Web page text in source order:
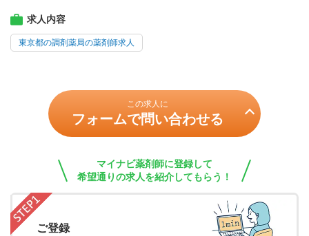
求人内容
東京都の調剤薬局の薬剤師求人
この求人に
フォームで問い合わせる
マイナビ薬剤師に登録して
希望通りの求人を紹介してもらう！
ご登録